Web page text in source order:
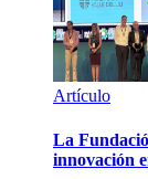
Artículo
La
innovación